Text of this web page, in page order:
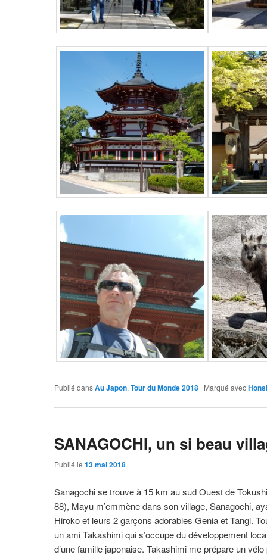
Publié dansAu Japon,Tour du Monde 2018 | Marqué avec
SANAGOCHI, un si beau
Publié le13 mai 2018
Sanagochi se trouve à 15 km au sud Ouest de
88), Mayu m’emmène dans son village, Sanagochi,
Hiroko et leurs 2 garçons adorables Genia et Tangi.
un ami Takashimi qui s’occupe du développement
d’une famille japonaise. Takashimi me prépare un